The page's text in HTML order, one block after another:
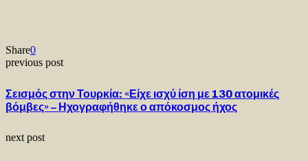
Share0
previous post
Σεισμός στην Τουρκία: «Είχε ισχύ ίση με 130 ατομικές
βόμβες» – Ηχογραφήθηκε ο απόκοσμος ήχος
next post